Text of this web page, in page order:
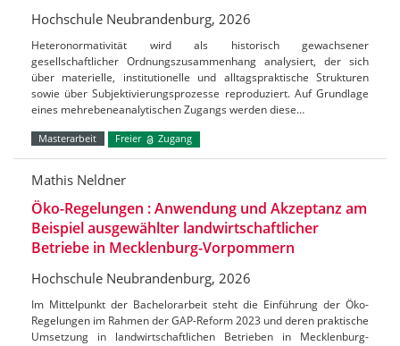
Hochschule Neubrandenburg, 2026
Heteronormativität wird als historisch gewachsener
gesellschaftlicher Ordnungszusammenhang analysiert, der sich
über materielle, institutionelle und alltagspraktische Strukturen
sowie über Subjektivierungsprozesse reproduziert. Auf Grundlage
eines mehrebeneanalytischen Zugangs werden diese…
Masterarbeit Freier Zugang
Mathis Neldner
Öko-Regelungen : Anwendung und Akzeptanz am
Beispiel ausgewählter landwirtschaftlicher
Betriebe in Mecklenburg-Vorpommern
Hochschule Neubrandenburg, 2026
Im Mittelpunkt der Bachelorarbeit steht die Einführung der Öko-
Regelungen im Rahmen der GAP-Reform 2023 und deren praktische
Umsetzung in landwirtschaftlichen Betrieben in Mecklenburg-